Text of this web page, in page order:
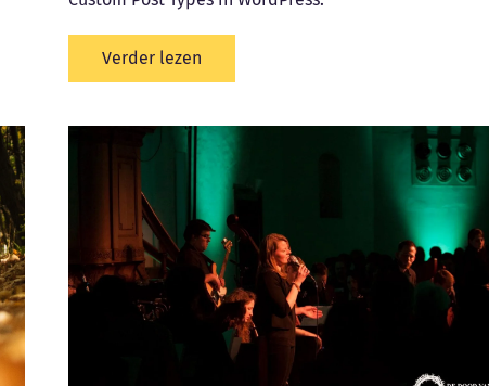
Verder lezen